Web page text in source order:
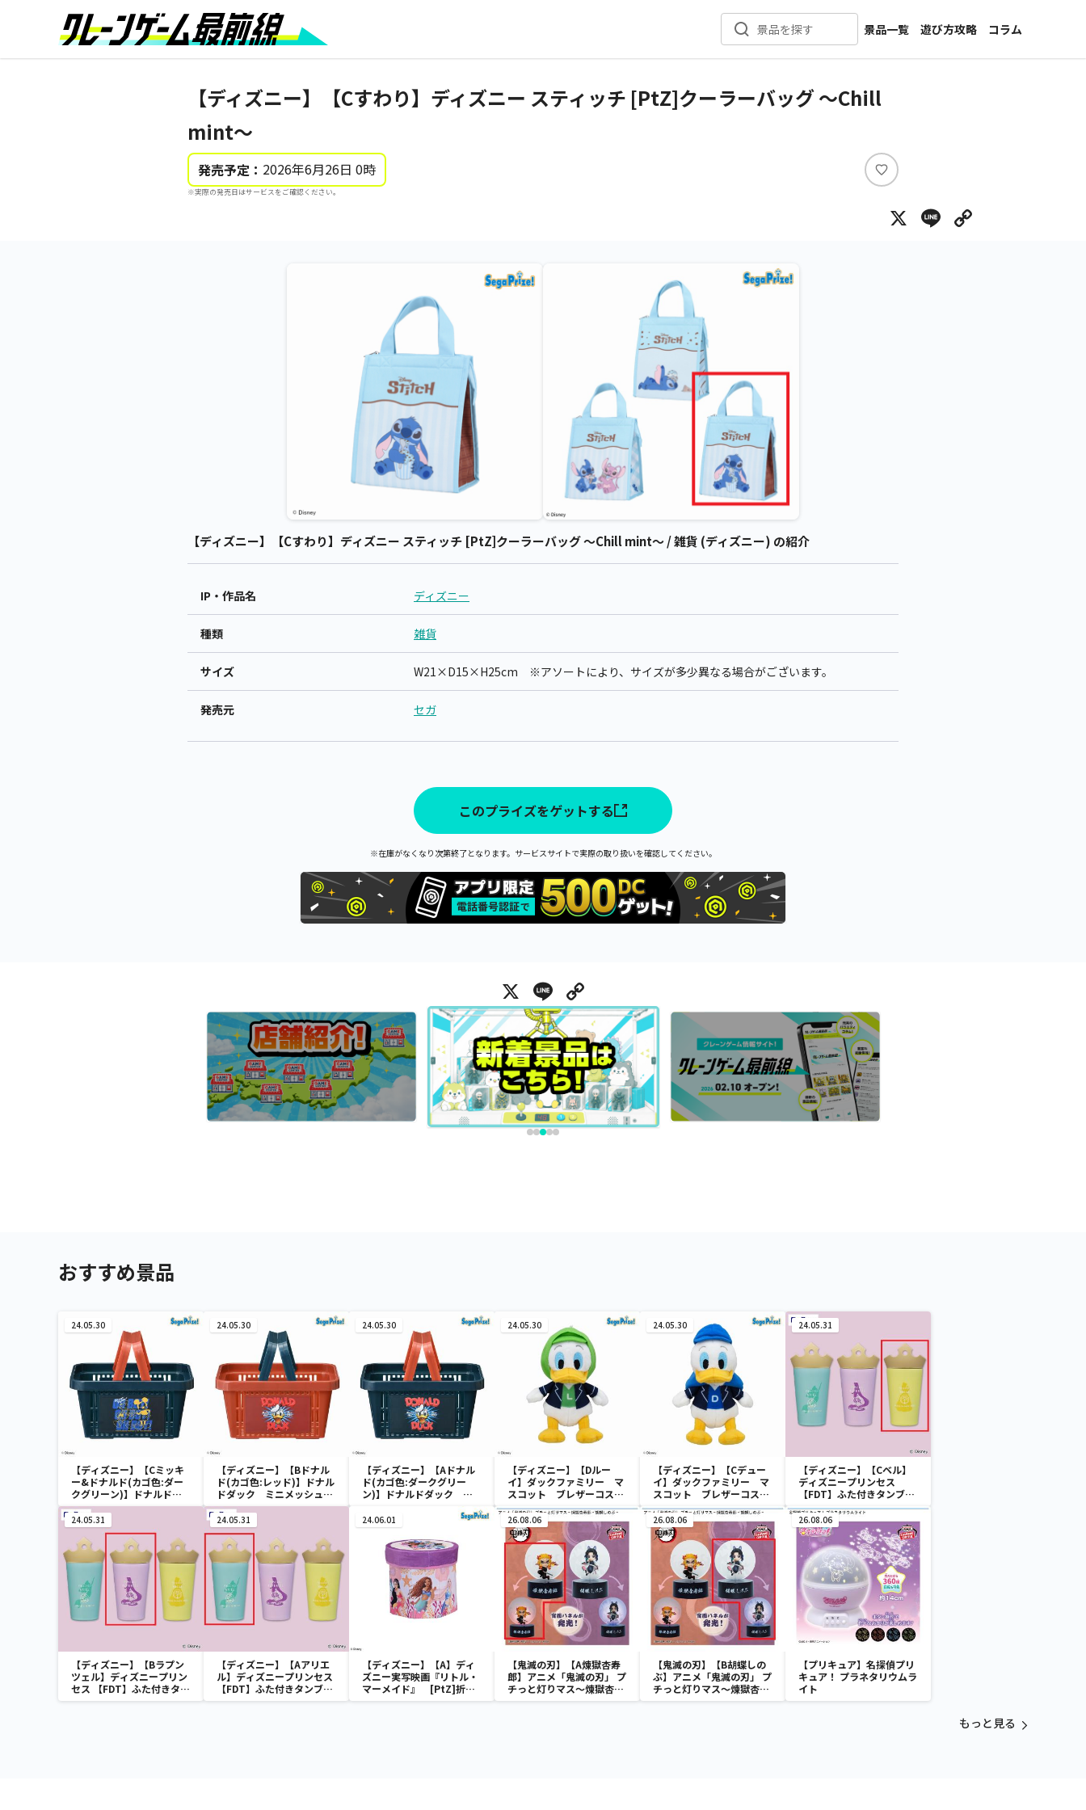
景品を探す
景品一覧
新着景品
カテゴリ一覧
遊び方攻略
コラム
インタビュー
【ディズニー】【Cすわり】ディズニー スティッチ [PtZ]クーラーバッグ ～Chill
mint～
発売予定： 2026年6月26日 0時
※実際の発売日はサービスをご確認ください。
い
ね
X Line
【ディズニー】【Cすわり】ディズニー スティッチ [PtZ]クーラーバッグ ～Chill mint～ / 雑貨 (ディズニー) の紹介
IP・作品名 ディズニー
種類 雑貨
サイズ W21×D15×H25cm ※アソートにより、サイズが多少異なる場合がございます。
発売元 セガ
このプライズをゲットする
※在庫がなくなり次第終了となります。サービスサイトで実際の取り扱いを確認してください。
X Line
おすすめ景品
24.05.30
【ディズニー】【Cミッキ
ー&ドナルド(カゴ色:ダー
クグリーン)】ドナルドダ
ック ミニメッシュカゴ
24.05.30
【ディズニー】【Bドナル
ド(カゴ色:レッド)】ドナル
ドダック ミニメッシュカ
ゴ
24.05.30
【ディズニー】【Aドナル
ド(カゴ色:ダークグリー
ン)】ドナルドダック ミ
24.05.30
【ディズニー】【Dルー
イ】ダックファミリー マ
スコット ブレザーコスチ
ューム
24.05.30
【ディズニー】【Cデュー
イ】ダックファミリー マ
スコット ブレザーコスチ
ューム
24.05.31
【ディズニー】【Cベル】
ディズニープリンセス
【FDT】ふた付きタンブラ
ー
24.05.31
【ディズニー】【Bラプン
ツェル】ディズニープリン
セス 【FDT】ふた付きタン
ブラー
24.05.31
【ディズニー】【Aアリエ
ル】ディズニープリンセス
【FDT】ふた付きタンブラ
ー
24.06.01
【ディズニー】【A】ディ
ズニー実写映画『リトル・
マーメイド』 [PtZ]折り
畳みボックスチェアー
26.08.06
【鬼滅の刃】【A煉獄杏寿
郎】アニメ「鬼滅の刃」 プ
チっと灯りマス～煉獄杏寿
郎・胡蝶しのぶ～
26.08.06
【鬼滅の刃】【B胡蝶しの
ぶ】アニメ「鬼滅の刃」 プ
チっと灯りマス～煉獄杏寿
郎・胡蝶しのぶ～
26.08.06
【プリキュア】名探偵プリ
キュア！ プラネタリウムラ
イト
もっと見る